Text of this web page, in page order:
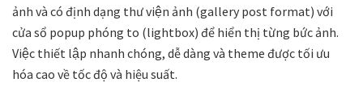
ảnh và có định dạng thư viện ảnh (gallery post format) với
cửa sổ popup phóng to (lightbox) để hiển thị từng bức ảnh.
Việc thiết lập nhanh chóng, dễ dàng và theme được tối ưu
hóa cao về tốc độ và hiệu suất.